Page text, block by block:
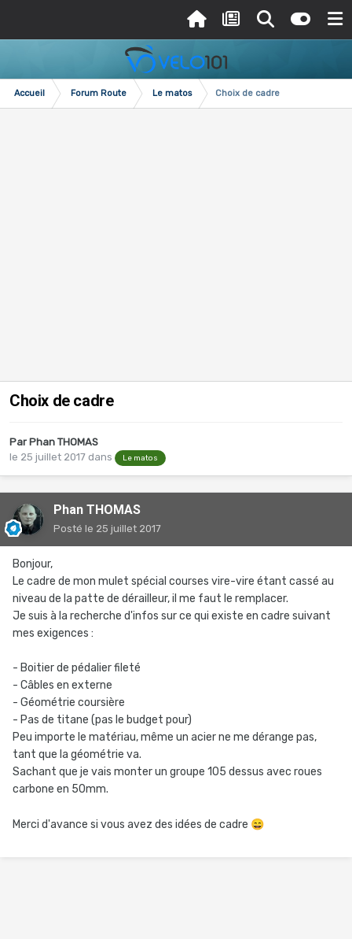
Accueil Forum Route Le matos Choix de cadre
Choix de cadre
Par Phan THOMAS
le 25 juillet 2017 dans Le matos
Phan THOMAS
Posté le 25 juillet 2017
Bonjour,
Le cadre de mon mulet spécial courses vire-vire étant cassé au
niveau de la patte de dérailleur, il me faut le remplacer.
Je suis à la recherche d'infos sur ce qui existe en cadre suivant
mes exigences :
- Boitier de pédalier fileté
- Câbles en externe
- Géométrie coursière
- Pas de titane (pas le budget pour)
Peu importe le matériau, même un acier ne me dérange pas,
tant que la géométrie va.
Sachant que je vais monter un groupe 105 dessus avec roues
carbone en 50mm.
Merci d'avance si vous avez des idées de cadre 😄